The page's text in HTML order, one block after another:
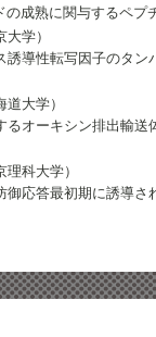
の成熟に関与するペプ
学）
誘導性転写因子のタ
大学）
るオーキシン排出輸
科大学）
御応答最初期に誘導